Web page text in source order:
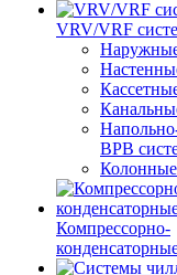
VRV/VRF
ВРВ
Компрессорно-